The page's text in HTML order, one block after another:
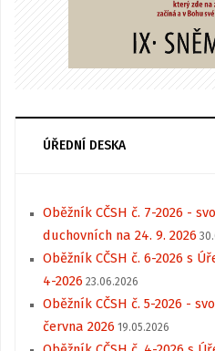
ÚŘEDNÍ DESKA
Oběžník CČSH č. 7-2026 -
duchovních na 24. 9. 2026
Oběžník CČSH č. 6-2026 s
4-2026 23.06.2026
Oběžník CČSH č. 5-2026 -
června 2026 19.05.2026